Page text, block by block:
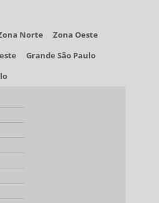
Norte
Zona Oeste
Grande São Paulo